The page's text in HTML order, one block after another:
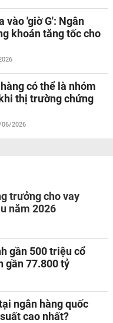
vào 'giờ G': Ngân
khoán tăng tốc cho
có thể là nhóm
thị trường chứng
06/2026
trưởng cho vay
năm 2026
gần 500 triệu cổ
gần 77.800 tỷ
ngân hàng quốc
cao nhất?